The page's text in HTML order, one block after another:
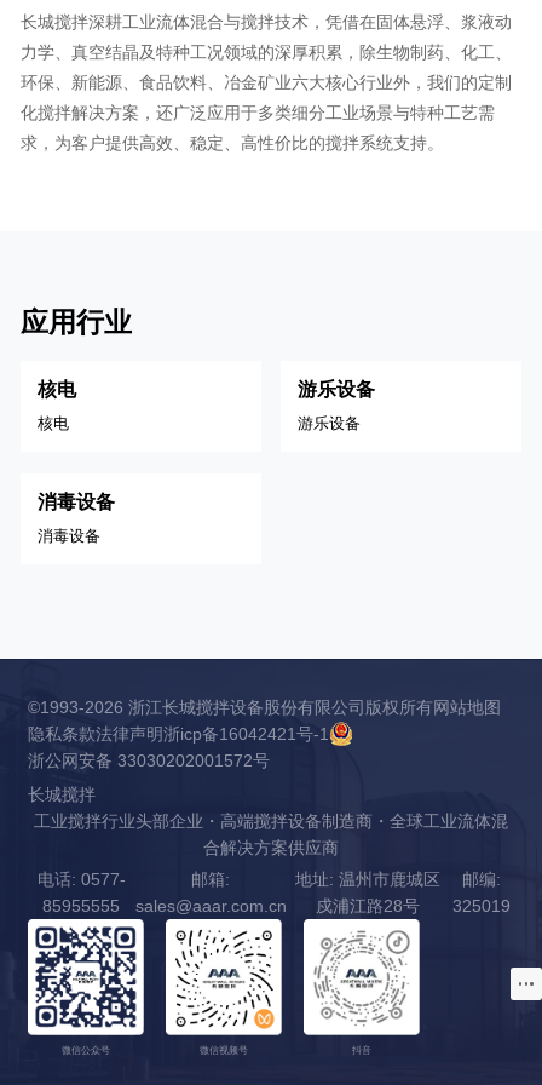
长城搅拌深耕工业流体混合与搅拌技术，凭借在固体悬浮、浆液动
力学、真空结晶及特种工况领域的深厚积累，除生物制药、化工、
环保、新能源、食品饮料、冶金矿业六大核心行业外，我们的定制
化搅拌解决方案，还广泛应用于多类细分工业场景与特种工艺需
求，为客户提供高效、稳定、高性价比的搅拌系统支持。
应用行业
核电
核电
游乐设备
游乐设备
消毒设备
消毒设备
©1993-2026 浙江长城搅拌设备股份有限公司版权所有网站地图
隐私条款法律声明浙icp备16042421号-1
浙公网安备 33030202001572号
长城搅拌
工业搅拌行业头部企业・高端搅拌设备制造商・全球工业流体混
合解决方案供应商
电话: 0577-
85955555
邮箱:
sales@aaar.com.cn
地址: 温州市鹿城区
戍浦江路28号
邮编:
325019
微信公众号 微信视频号 抖音